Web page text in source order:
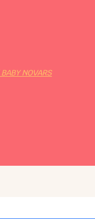
NOVARS